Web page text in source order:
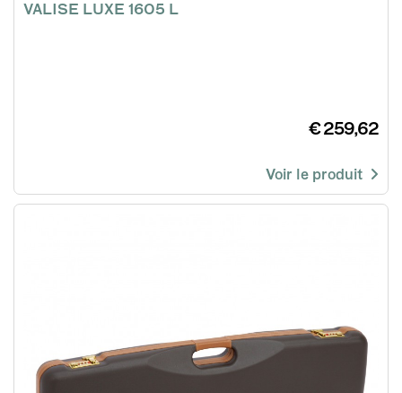
VALISE LUXE 1605 L
€ 259,62
Voir le produit